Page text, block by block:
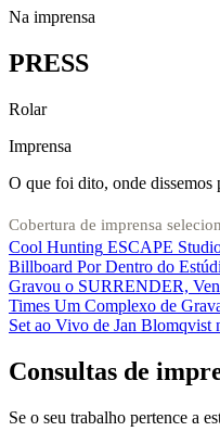
Na imprensa
PRESS
Rolar
Imprensa
O que foi dito, onde dissemos
Cobertura de imprensa
Cool Hunting ESCAPE
Billboard Por Dentro do
Gravou o SURRENDER,
Times Um Complexo de
Set ao Vivo de Jan Blomqvist
Consultas de
Se o seu trabalho pertence a